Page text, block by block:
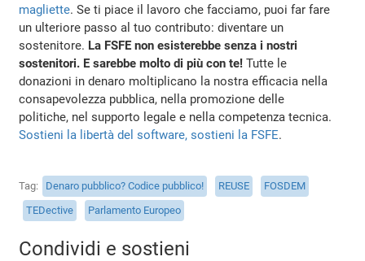
magliette. Se ti piace il lavoro che facciamo, puoi far fare
un ulteriore passo al tuo contributo: diventare un
sostenitore. La FSFE non esisterebbe senza i nostri
sostenitori. E sarebbe molto di più con te! Tutte le
donazioni in denaro moltiplicano la nostra efficacia nella
consapevolezza pubblica, nella promozione delle
politiche, nel supporto legale e nella competenza tecnica.
Sostieni la libertà del software, sostieni la FSFE.
Tag Denaro pubblico? Codice pubblico! REUSE
FOSDEM
TEDective
Parlamento Europeo
Condividi e sostieni